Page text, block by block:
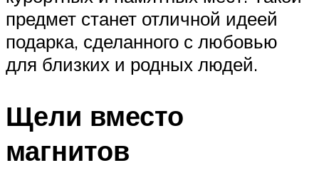
предмет станет отличной идеей
подарка, сделанного с любовью
для близких и родных людей.
Щели вместо
магнитов